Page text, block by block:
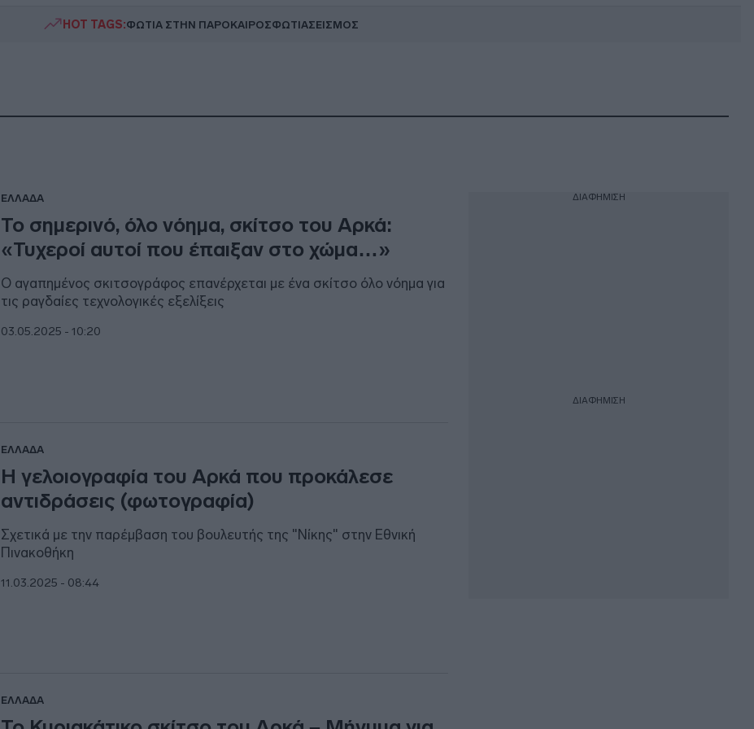
HOT TAGS:ΦΩΤΙΑ ΣΤΗΝ ΠΑΡΟΚΑΙΡΟΣΦΩΤΙΑΣΕΙΣΜΟΣ
ΕΛΛΑΔΑ
Το σημερινό, όλο νόημα, σκίτσο του Αρκά:
«Τυχεροί αυτοί που έπαιξαν στο χώμα…»
Ο αγαπημένος σκιτσογράφος επανέρχεται με ένα σκίτσο όλο νόημα για
τις ραγδαίες τεχνολογικές εξελίξεις
03.05.2025 - 10:20
ΕΛΛΑΔΑ
Η γελοιογραφία του Αρκά που προκάλεσε
αντιδράσεις (φωτογραφία)
Σχετικά με την παρέμβαση του βουλευτής της "Νίκης" στην Εθνική
Πινακοθήκη
11.03.2025 - 08:44
ΕΛΛΑΔΑ
ΔΙΑΦΗΜΙΣΗ
ΔΙΑΦΗΜΙΣΗ